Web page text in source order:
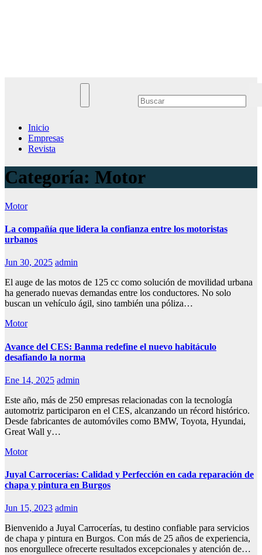
Inicio
Empresas
Revista
Categoría: Motor
Motor
La compañía que lidera la confianza entre los motoristas
urbanos
Jun 30, 2025 admin
El auge de las motos de 125 cc como solución de movilidad urbana
ha generado nuevas demandas entre los conductores. No solo
buscan un vehículo ágil, sino también una póliza…
Motor
Avance del CES: Banma redefine el nuevo habitáculo
desafiando la norma
Ene 14, 2025 admin
Este año, más de 250 empresas relacionadas con la tecnología
automotriz participaron en el CES, alcanzando un récord histórico.
Desde fabricantes de automóviles como BMW, Toyota, Hyundai,
Great Wall y…
Motor
Juyal Carrocerías: Calidad y Perfección en cada reparación de
chapa y pintura en Burgos
Jun 15, 2023 admin
Bienvenido a Juyal Carrocerías, tu destino confiable para servicios
de chapa y pintura en Burgos. Con más de 25 años de experiencia,
nos enorgullece ofrecerte resultados excepcionales y atención de…